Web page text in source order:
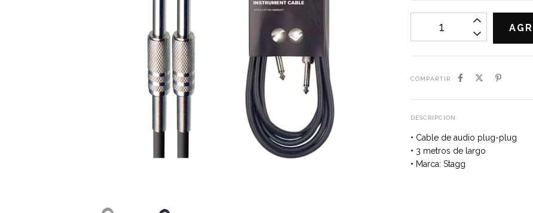
COMPARTIR
DESCRIPCIÓN
• Cable de audio plug-plug
• 3 metros de largo
• Marca: Stagg